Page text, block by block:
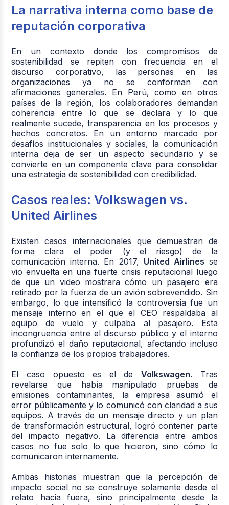
La narrativa interna como base de
reputación corporativa
En un contexto donde los compromisos de
sostenibilidad se repiten con frecuencia en el
discurso corporativo, las personas en las
organizaciones ya no se conforman con
afirmaciones generales. En Perú, como en otros
países de la región, los colaboradores demandan
coherencia entre lo que se declara y lo que
realmente sucede, transparencia en los procesos y
hechos concretos. En un entorno marcado por
desafíos institucionales y sociales, la comunicación
interna deja de ser un aspecto secundario y se
convierte en un componente clave para consolidar
una estrategia de sostenibilidad con credibilidad.
Casos reales: Volkswagen vs.
United Airlines
Existen casos internacionales que demuestran de
forma clara el poder (y el riesgo) de la
comunicación interna. En 2017, United Airlines se
vio envuelta en una fuerte crisis reputacional luego
de que un video mostrara cómo un pasajero era
retirado por la fuerza de un avión sobrevendido. Sin
embargo, lo que intensificó la controversia fue un
mensaje interno en el que el CEO respaldaba al
equipo de vuelo y culpaba al pasajero. Esta
incongruencia entre el discurso público y el interno
profundizó el daño reputacional, afectando incluso
la confianza de los propios trabajadores.
El caso opuesto es el de Volkswagen. Tras
revelarse que había manipulado pruebas de
emisiones contaminantes, la empresa asumió el
error públicamente y lo comunicó con claridad a sus
equipos. A través de un mensaje directo y un plan
de transformación estructural, logró contener parte
del impacto negativo. La diferencia entre ambos
casos no fue solo lo que hicieron, sino cómo lo
comunicaron internamente.
Ambas historias muestran que la percepción de
impacto social no se construye solamente desde el
relato hacia fuera, sino principalmente desde la